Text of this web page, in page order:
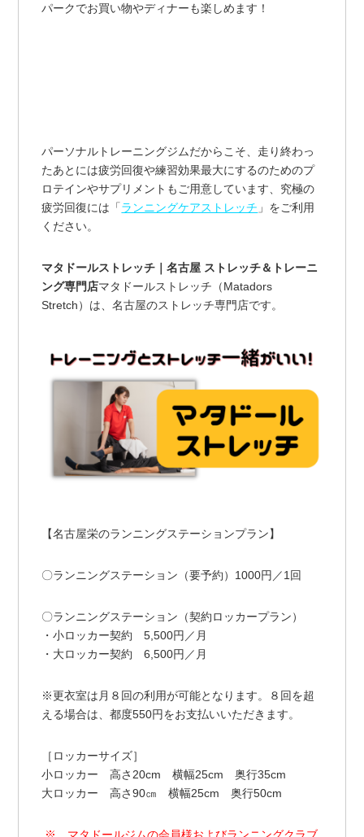
パークでお買い物やディナーも楽しめます！
パーソナルトレーニングジムだからこそ、走り終わっ
たあとには疲労回復や練習効果最大にするのためのプ
ロテインやサプリメントもご用意しています、究極の
疲労回復には「ランニングケアストレッチ 」をご利用
ください。
マタドールストレッチ｜名古屋 ストレッチ＆トレーニ
ング専門店マタドールストレッチ（Matadors
Stretch）は、名古屋のストレッチ専門店です。
【名古屋栄のランニングステーションプラン】
〇ランニングステーション（要予約）1000円／1回
〇ランニングステーション（契約ロッカープラン）
・小ロッカー契約 5,500円／月
・大ロッカー契約 6,500円／月
※更衣室は月８回の利用が可能となります。８回を超
える場合は、都度550円をお支払いいただきます。
［ロッカーサイズ］
小ロッカー 高さ20cm 横幅25cm 奥行35cm
大ロッカー 高さ90㎝ 横幅25cm 奥行50cm
※ マタドールジムの会員様およびランニングクラブ